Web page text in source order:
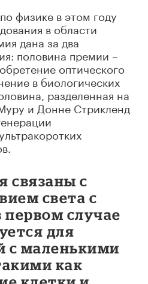
физике в этом году
в области
дана за два
половина премии –
оптического
в биологических
разделенная на
и Донне Стрикленд
связаны с
света с
случае
для
с маленькими
как